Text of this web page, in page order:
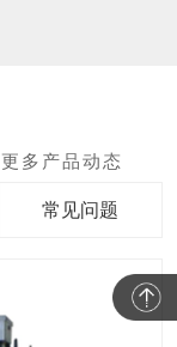
常见问题